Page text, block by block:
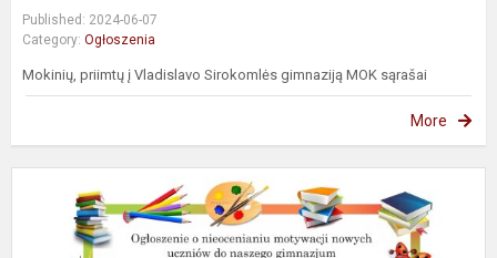
Published: 2024-06-07
Category: Ogłoszenia
Mokinių, priimtų į Vladislavo Sirokomlės gimnaziją MOK sąrašai
More